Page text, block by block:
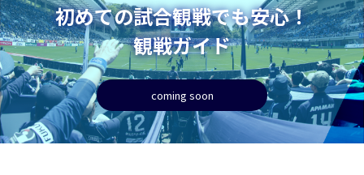
初めての試合観戦でも安心！
観戦ガイド
coming soon